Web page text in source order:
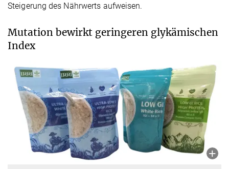
Steigerung des Nährwerts aufweisen.
Mutation bewirkt geringeren glykämischen
Index